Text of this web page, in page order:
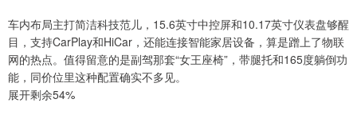
车内布局主打简洁科技范儿，15.6英寸中控屏和10.17英寸仪表盘够醒
目，支持CarPlay和HiCar，还能连接智能家居设备，算是蹭上了物联
网的热点。值得留意的是副驾那套“女王座椅”，带腿托和165度躺倒功
能，同价位里这种配置确实不多见。
展开剩余54%